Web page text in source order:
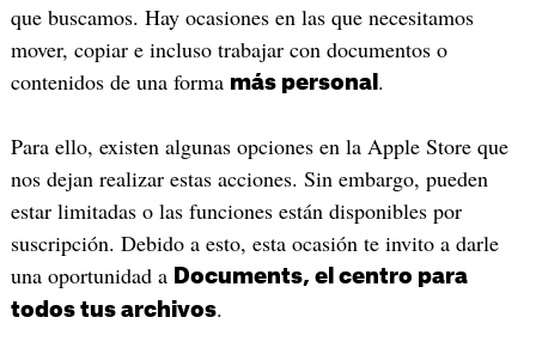
que buscamos. Hay ocasiones en las que necesitamos
mover, copiar e incluso trabajar con documentos o
contenidos de una forma más personal .
Para ello, existen algunas opciones en la Apple Store que
nos dejan realizar estas acciones. Sin embargo, pueden
estar limitadas o las funciones están disponibles por
suscripción. Debido a esto, esta ocasión te invito a darle
una oportunidad a Documents, el centro para
todos tus archivos.